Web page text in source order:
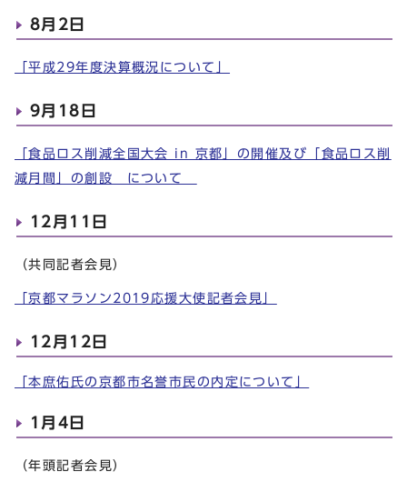
8月2日
「平成29年度決算概況について」
9月18日
「食品ロス削減全国大会 in 京都」の開催及び「食品ロス削
減月間」の創設 について
12月11日
（共同記者会見）
「京都マラソン2019応援大使記者会見」
12月12日
「本庶佑氏の京都市名誉市民の内定について」
1月4日
（年頭記者会見）